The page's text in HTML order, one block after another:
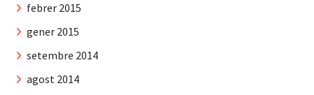
febrer 2015
gener 2015
setembre 2014
agost 2014